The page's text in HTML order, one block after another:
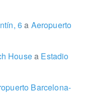
6a Aeropuerto
Housea Estadio
Barcelona-